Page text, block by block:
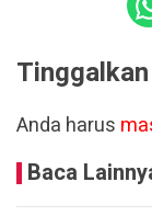
Anda harus
Baca